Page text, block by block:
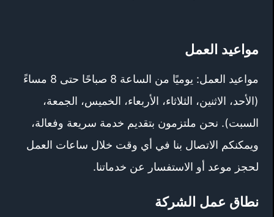
مواعيد العمل
مواعيد العمل: يوميًا من الساعة 8 صباحًا حتى 8 مساءً
(الأحد، الاثنين، الثلاثاء، الأربعاء، الخميس، الجمعة،
السبت). نحن ملتزمون بتقديم خدمة سريعة وفعالة،
ويمكنكم الاتصال بنا في أي وقت خلال ساعات العمل
لحجز موعد أو الاستفسار عن خدماتنا.
نطاق عمل الشركة